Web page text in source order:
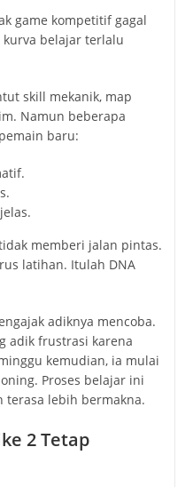
game kompetitif gagal
belajar terlalu
skill mekanik, map
Namun beberapa
baru:
memberi jalan pintas.
latihan. Itulah DNA
adiknya mencoba.
adik frustrasi karena
kemudian, ia mulai
Proses belajar ini
terasa lebih bermakna.
2 Tetap